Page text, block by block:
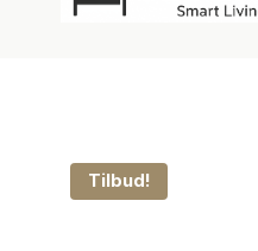
Tilbud!